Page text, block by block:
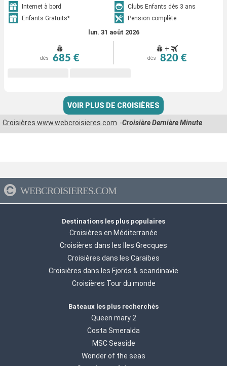
Internet à bord
Clubs Enfants dès 3 ans
Enfants Gratuits*
Pension complète
lun. 31 août 2026
dès 685 €
+
dès 820 €
VOIR PLUS DE CROISIÈRES
Croisières www.webcroisieres.com Croisière Dernière Minute
WEBCROISIERES.COM
Destinations les plus populaires
Croisières en Méditerranée
Croisières dans les Iles Grecques
Croisières dans les Caraibes
Croisières dans les Fjords & scandinavie
Croisières Tour du monde
Bateaux les plus recherchés
Queen mary 2
Costa Smeralda
MSC Seaside
Wonder of the seas